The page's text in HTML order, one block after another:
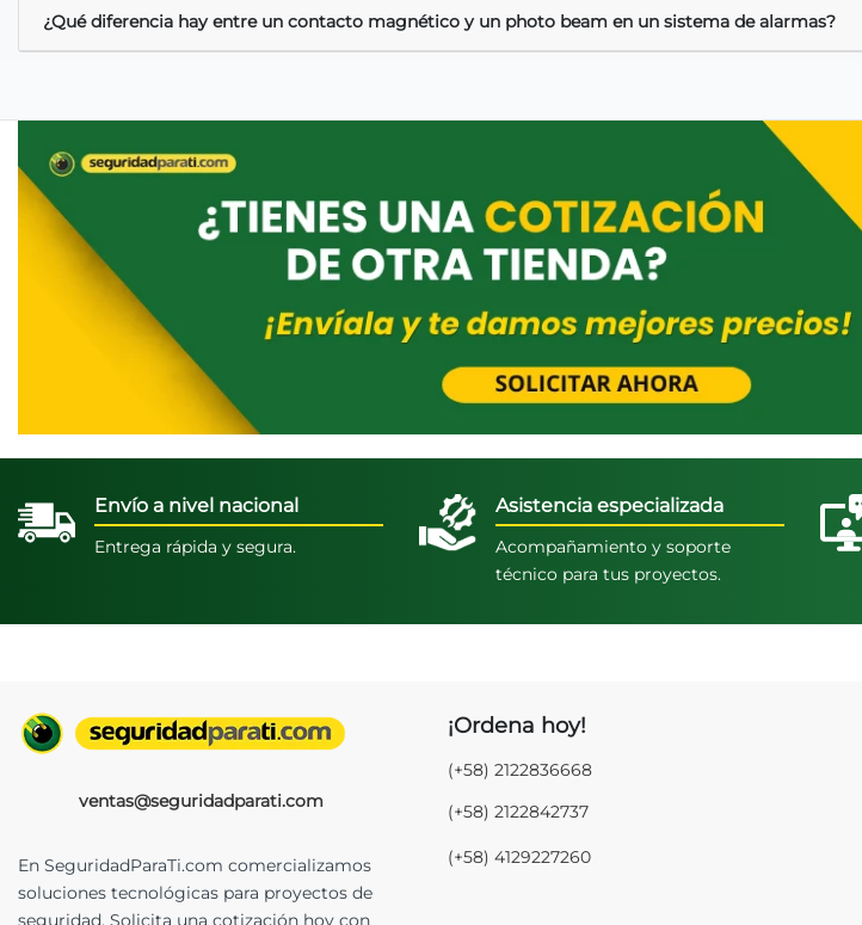
¿Qué diferencia hay entre un contacto magnético y un photo beam en un sistema de alarmas?
Envío a nivel nacional
Entrega rápida y segura.
Asistencia especializada
Acompañamiento y soporte
técnico para tus proyectos.
ventas@seguridadparati.com
En SeguridadParaTi.com comercializamos
soluciones tecnológicas para proyectos de
¡Ordena hoy!
(+58) 2122836668
(+58) 2122842737
(+58) 4129227260